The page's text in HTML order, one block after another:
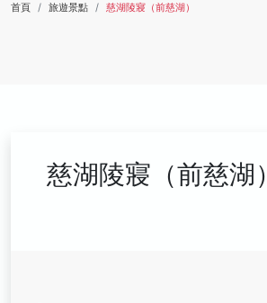
首頁 旅遊景點 慈湖陵寢（前慈湖）
慈湖陵寢（前慈湖）